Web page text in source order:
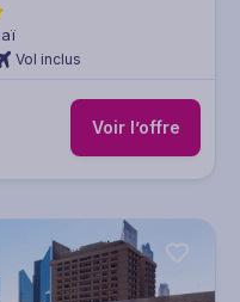
Vol inclus
Voir l’offre